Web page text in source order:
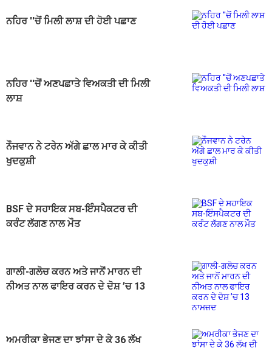
ਨਹਿਰ ''ਚੋਂ ਮਿਲੀ ਲਾਸ਼ ਦੀ ਹੋਈ ਪਛਾਣ
ਨਹਿਰ ''ਚੋਂ ਅਣਪਛਾਤੇ ਵਿਅਕਤੀ ਦੀ ਮਿਲੀ
ਲਾਸ਼
ਨੌਜਵਾਨ ਨੇ ਟਰੇਨ ਅੱਗੇ ਛਾਲ ਮਾਰ ਕੇ ਕੀਤੀ
ਖੁਦਕੁਸ਼ੀ
BSF ਦੇ ਸਹਾਇਕ ਸਬ-ਇੰਸਪੈਕਟਰ ਦੀ
ਕਰੰਟ ਲੱਗਣ ਨਾਲ ਮੌਤ
ਗਾਲੀ-ਗਲੋਚ ਕਰਨ ਅਤੇ ਜਾਨੋਂ ਮਾਰਨ ਦੀ
ਨੀਅਤ ਨਾਲ ਫਾਇਰ ਕਰਨ ਦੇ ਦੋਸ਼ ’ਚ 13
ਅਮਰੀਕਾ ਭੇਜਣ ਦਾ ਝਾਂਸਾ ਦੇ ਕੇ 36 ਲੱਖ